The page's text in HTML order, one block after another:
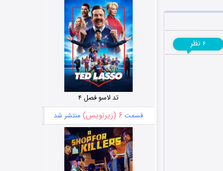
۶ نظر
تد لاسو فصل ۴
قسمت ۶ (زیرنویس) منتشر شد